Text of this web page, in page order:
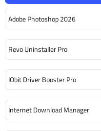
Adobe Photoshop 2026
Revo Uninstaller Pro
IObit Driver Booster Pro
Internet Download Manager